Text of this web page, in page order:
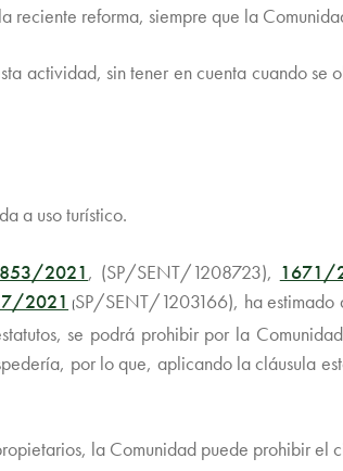
reciente reforma, siempre que la
actividad, sin tener en cuenta cuando se
a uso turístico.
2021, (SP/SENT/1208723), 1671/
2021 (SP/SENT/1203166), ha estimado
se podrá prohibir por la
por lo que, aplicando la cláusula
la Comunidad puede prohibir el